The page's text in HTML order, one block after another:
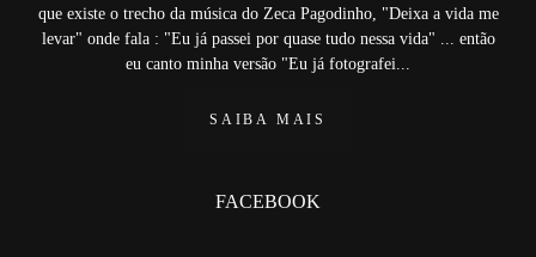
que existe o trecho da música do Zeca Pagodinho, "Deixa a vida me
levar" onde fala : "Eu já passei por quase tudo nessa vida" ... então
eu canto minha versão "Eu já fotografei...
SAIBA MAIS
FACEBOOK